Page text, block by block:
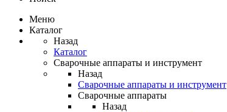
Меню
Каталог
Назад
Каталог
Сварочные аппараты и инструмент
Назад
Сварочные аппараты и инструмент
Сварочные аппараты
Назад